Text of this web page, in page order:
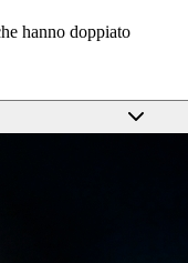
hanno doppiato